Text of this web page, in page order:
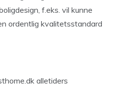
f.eks. vil kunne
ordentlig kvalitetsstandard
alletiders